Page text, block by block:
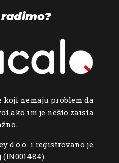
nemaju problem da
ako im je nešto zaista
d.o.o. i registrovano je